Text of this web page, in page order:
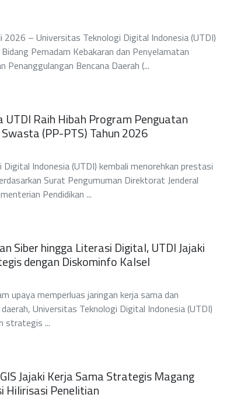
2026 – Universitas Teknologi Digital Indonesia (UTDI)
Pemadam Kebakaran dan Penyelamatan
Penanggulangan Bencana Daerah (...
Raih Hibah Program Penguatan
(PP-PTS) Tahun 2026
Indonesia (UTDI) kembali menorehkan prestasi
Surat Pengumuman Direktorat Jenderal
Pendidikan ...
Siber hingga Literasi Digital, UTDI Jajaki
dengan Diskominfo Kalsel
upaya memperluas jaringan kerja sama dan
Universitas Teknologi Digital Indonesia (UTDI)
strategis ...
Jajaki Kerja Sama Strategis Magang
Hilirisasi Penelitian